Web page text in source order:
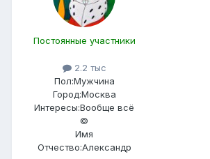
Постоянные участники
2.2 тыс
Пол:Мужчина
Город:Москва
Интересы:Вообще всё
©
Имя
Отчество:Александр